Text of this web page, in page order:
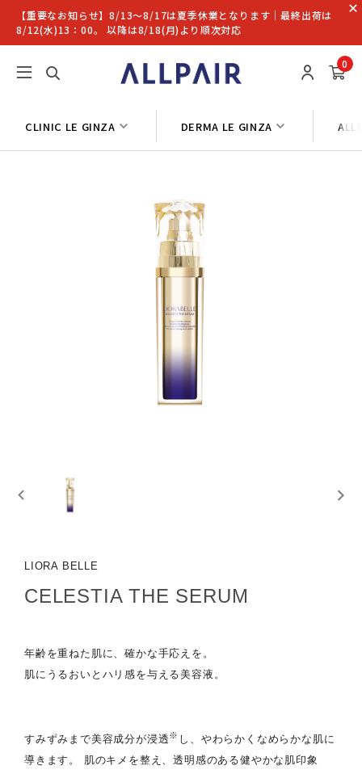
【重要なお知らせ】8/13〜8/17は夏季休業となります｜最終出荷は
8/12(水)13：00。 以降は8/18(月)より順次対応
0
CLINIC LE GINZA DERMA LE GINZA
LIORA BELLE
CELESTIA THE SERUM
年齢を重ねた肌に、確かな手応えを。
肌にうるおいとハリ感を与える美容液。
すみずみまで美容成分が浸透※ し、やわらかくなめらかな肌に
導きます。 肌のキメを整え、透明感のある健やかな肌印象